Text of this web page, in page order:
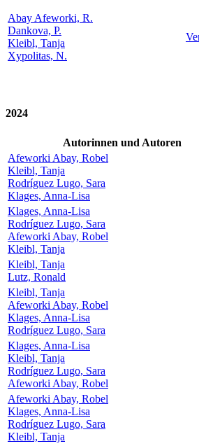
Abay Afeworki, R.
Dankova, P.
Kleibl, Tanja
Xypolitas, N.
2024
Autorinnen und Autoren
Afeworki Abay, Robel
Kleibl, Tanja
Rodríguez Lugo, Sara
Klages, Anna-Lisa
Klages, Anna-Lisa
Rodríguez Lugo, Sara
Afeworki Abay, Robel
Kleibl, Tanja
Kleibl, Tanja
Lutz, Ronald
Kleibl, Tanja
Afeworki Abay, Robel
Klages, Anna-Lisa
Rodríguez Lugo, Sara
Klages, Anna-Lisa
Kleibl, Tanja
Rodríguez Lugo, Sara
Afeworki Abay, Robel
Afeworki Abay, Robel
Klages, Anna-Lisa
Rodríguez Lugo, Sara
Kleibl, Tanja